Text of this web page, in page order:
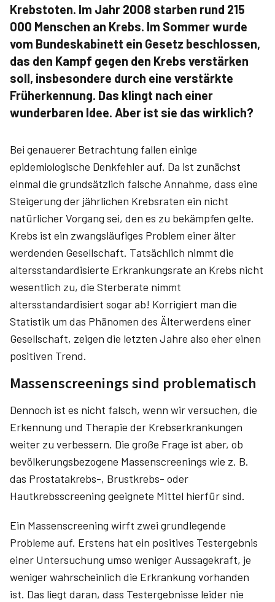
Krebstoten. Im Jahr 2008 starben rund 215
000 Menschen an Krebs. Im Sommer wurde
vom Bundeskabinett ein Gesetz beschlossen,
das den Kampf gegen den Krebs verstärken
soll, insbesondere durch eine verstärkte
Früherkennung. Das klingt nach einer
wunderbaren Idee. Aber ist sie das wirklich?
Bei genauerer Betrachtung fallen einige
epidemiologische Denkfehler auf. Da ist zunächst
einmal die grundsätzlich falsche Annahme, dass eine
Steigerung der jährlichen Krebsraten ein nicht
natürlicher Vorgang sei, den es zu bekämpfen gelte.
Krebs ist ein zwangsläufiges Problem einer älter
werdenden Gesellschaft. Tatsächlich nimmt die
altersstandardisierte Erkrankungsrate an Krebs nicht
wesentlich zu, die Sterberate nimmt
altersstandardisiert sogar ab! Korrigiert man die
Statistik um das Phänomen des Älterwerdens einer
Gesellschaft, zeigen die letzten Jahre also eher einen
positiven Trend.
Massenscreenings sind problematisch
Dennoch ist es nicht falsch, wenn wir versuchen, die
Erkennung und Therapie der Krebserkrankungen
weiter zu verbessern. Die große Frage ist aber, ob
bevölkerungsbezogene Massenscreenings wie z. B.
das Prostatakrebs-, Brustkrebs- oder
Hautkrebsscreening geeignete Mittel hierfür sind.
Ein Massenscreening wirft zwei grundlegende
Probleme auf. Erstens hat ein positives Testergebnis
einer Untersuchung umso weniger Aussagekraft, je
weniger wahrscheinlich die Erkrankung vorhanden
ist. Das liegt daran, dass Testergebnisse leider nie